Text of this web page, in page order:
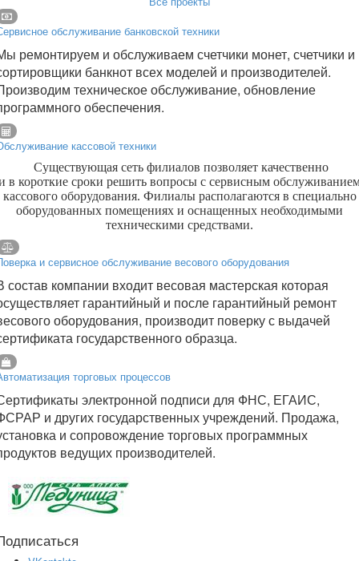
обслуживание банковской техники
ремонтируем и обслуживаем счетчики монет, счетчики и
банкнот всех моделей и производителей.
техническое обслуживание, обновление
обеспечения.
кассовой техники
Существующая сеть филиалов позволяет качественно
в короткие сроки решить вопросы с сервисным
кассового оборудования. Филиалы располагаются в специально
оборудованных помещениях и оснащенных необходимыми
техническими средствами.
и сервисное обслуживание весового оборудования
состав компании входит весовая мастерская которая
гарантийный и после гарантийный ремонт
оборудования, производит поверку с выдачей
государственного образца.
торговых процессов
электронной подписи для ФНС, ЕГАИС,
и других государственных учреждений. Продажа,
и сопровождение торговых программных
ведущих производителей.